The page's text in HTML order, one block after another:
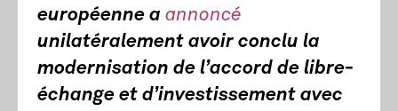
européenne a annoncé
unilatéralement avoir conclu la
modernisation de l’accord de libre-
échange et d’investissement avec